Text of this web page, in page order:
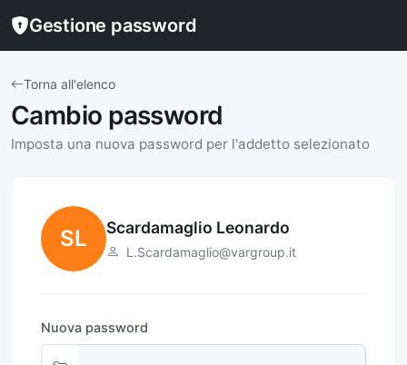
Gestione password
Torna all'elenco
Cambio password
Imposta una nuova password per l'addetto selezionato
SL Scardamaglio Leonardo
L.Scardamaglio@vargroup.it
Nuova password